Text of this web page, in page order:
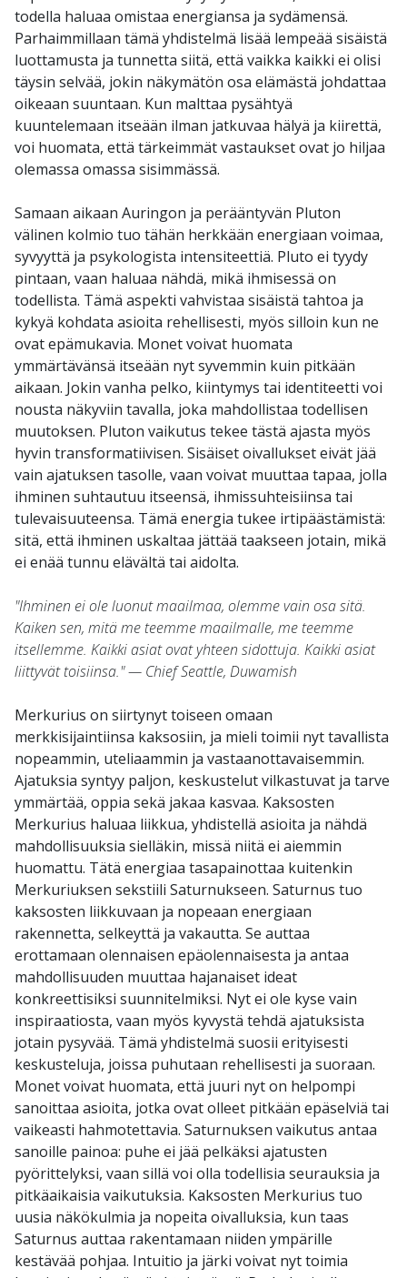
todella haluaa omistaa energiansa ja sydämensä.
Parhaimmillaan tämä yhdistelmä lisää lempeää sisäistä
luottamusta ja tunnetta siitä, että vaikka kaikki ei olisi
täysin selvää, jokin näkymätön osa elämästä johdattaa
oikeaan suuntaan. Kun malttaa pysähtyä
kuuntelemaan itseään ilman jatkuvaa hälyä ja kiirettä,
voi huomata, että tärkeimmät vastaukset ovat jo hiljaa
olemassa omassa sisimmässä.
Samaan aikaan Auringon ja perääntyvän Pluton
välinen kolmio tuo tähän herkkään energiaan voimaa,
syvyyttä ja psykologista intensiteettiä. Pluto ei tyydy
pintaan, vaan haluaa nähdä, mikä ihmisessä on
todellista. Tämä aspekti vahvistaa sisäistä tahtoa ja
kykyä kohdata asioita rehellisesti, myös silloin kun ne
ovat epämukavia. Monet voivat huomata
ymmärtävänsä itseään nyt syvemmin kuin pitkään
aikaan. Jokin vanha pelko, kiintymys tai identiteetti voi
nousta näkyviin tavalla, joka mahdollistaa todellisen
muutoksen. Pluton vaikutus tekee tästä ajasta myös
hyvin transformatiivisen. Sisäiset oivallukset eivät jää
vain ajatuksen tasolle, vaan voivat muuttaa tapaa, jolla
ihminen suhtautuu itseensä, ihmissuhteisiinsa tai
tulevaisuuteensa. Tämä energia tukee irtipäästämistä:
sitä, että ihminen uskaltaa jättää taakseen jotain, mikä
ei enää tunnu elävältä tai aidolta.
"Ihminen ei ole luonut maailmaa, olemme vain osa sitä.
Kaiken sen, mitä me teemme maailmalle, me teemme
itsellemme. Kaikki asiat ovat yhteen sidottuja. Kaikki asiat
liittyvät toisiinsa." — Chief Seattle, Duwamish
Merkurius on siirtynyt toiseen omaan
merkkisijaintiinsa kaksosiin, ja mieli toimii nyt tavallista
nopeammin, uteliaammin ja vastaanottavaisemmin.
Ajatuksia syntyy paljon, keskustelut vilkastuvat ja tarve
ymmärtää, oppia sekä jakaa kasvaa. Kaksosten
Merkurius haluaa liikkua, yhdistellä asioita ja nähdä
mahdollisuuksia sielläkin, missä niitä ei aiemmin
huomattu. Tätä energiaa tasapainottaa kuitenkin
Merkuriuksen sekstiili Saturnukseen. Saturnus tuo
kaksosten liikkuvaan ja nopeaan energiaan
rakennetta, selkeyttä ja vakautta. Se auttaa
erottamaan olennaisen epäolennaisesta ja antaa
mahdollisuuden muuttaa hajanaiset ideat
konkreettisiksi suunnitelmiksi. Nyt ei ole kyse vain
inspiraatiosta, vaan myös kyvystä tehdä ajatuksista
jotain pysyvää. Tämä yhdistelmä suosii erityisesti
keskusteluja, joissa puhutaan rehellisesti ja suoraan.
Monet voivat huomata, että juuri nyt on helpompi
sanoittaa asioita, jotka ovat olleet pitkään epäselviä tai
vaikeasti hahmotettavia. Saturnuksen vaikutus antaa
sanoille painoa: puhe ei jää pelkäksi ajatusten
pyörittelyksi, vaan sillä voi olla todellisia seurauksia ja
pitkäaikaisia vaikutuksia. Kaksosten Merkurius tuo
uusia näkökulmia ja nopeita oivalluksia, kun taas
Saturnus auttaa rakentamaan niiden ympärille
kestävää pohjaa. Intuitio ja järki voivat nyt toimia